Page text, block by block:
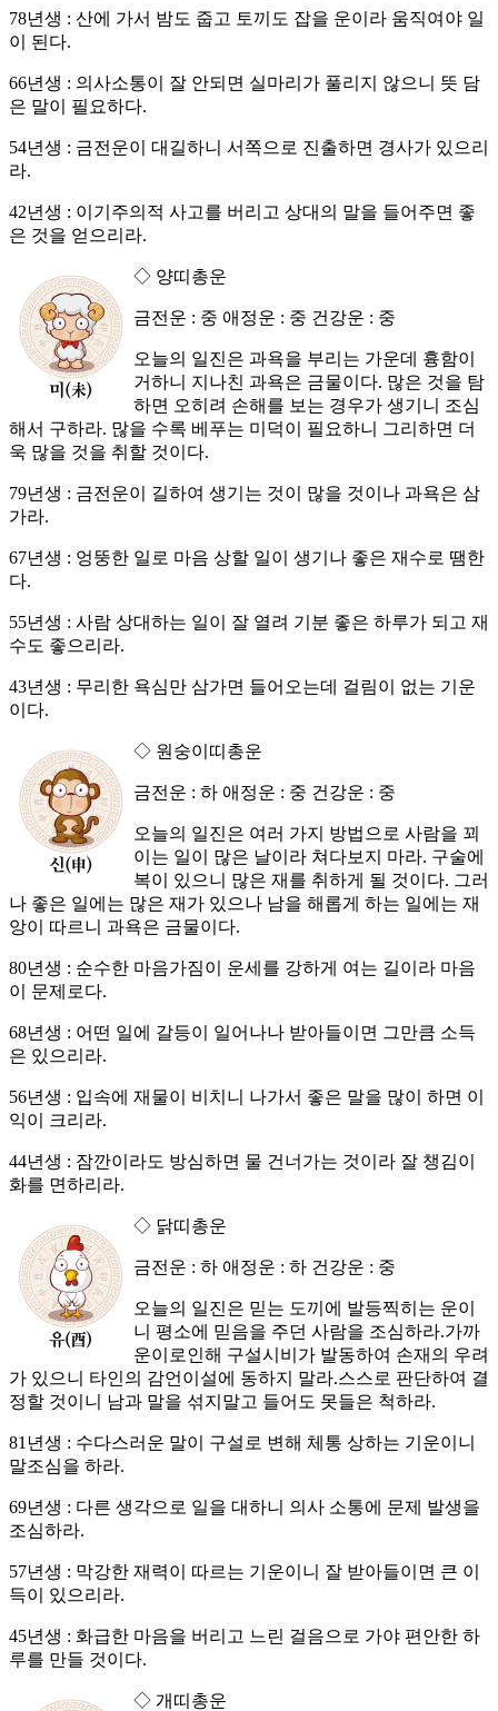
78년생 : 산에 가서 밤도 줍고 토끼도 잡을 운이라 움직여야 일
이 된다.
66년생 : 의사소통이 잘 안되면 실마리가 풀리지 않으니 뜻 담
은 말이 필요하다.
54년생 : 금전운이 대길하니 서쪽으로 진출하면 경사가 있으리
라.
42년생 : 이기주의적 사고를 버리고 상대의 말을 들어주면 좋
은 것을 얻으리라.
◇ 양띠총운
금전운 : 중 애정운 : 중 건강운 : 중
오늘의 일진은 과욕을 부리는 가운데 흉함이
거하니 지나친 과욕은 금물이다. 많은 것을 탐
하면 오히려 손해를 보는 경우가 생기니 조심
해서 구하라. 많을 수록 베푸는 미덕이 필요하니 그리하면 더
욱 많을 것을 취할 것이다.
79년생 : 금전운이 길하여 생기는 것이 많을 것이나 과욕은 삼
가라.
67년생 : 엉뚱한 일로 마음 상할 일이 생기나 좋은 재수로 땜한
다.
55년생 : 사람 상대하는 일이 잘 열려 기분 좋은 하루가 되고 재
수도 좋으리라.
43년생 : 무리한 욕심만 삼가면 들어오는데 걸림이 없는 기운
이다.
◇ 원숭이띠총운
금전운 : 하 애정운 : 중 건강운 : 중
오늘의 일진은 여러 가지 방법으로 사람을 꾀
이는 일이 많은 날이라 쳐다보지 마라. 구술에
복이 있으니 많은 재를 취하게 될 것이다. 그러
나 좋은 일에는 많은 재가 있으나 남을 해롭게 하는 일에는 재
앙이 따르니 과욕은 금물이다.
80년생 : 순수한 마음가짐이 운세를 강하게 여는 길이라 마음
이 문제로다.
68년생 : 어떤 일에 갈등이 일어나나 받아들이면 그만큼 소득
은 있으리라.
56년생 : 입속에 재물이 비치니 나가서 좋은 말을 많이 하면 이
익이 크리라.
44년생 : 잠깐이라도 방심하면 물 건너가는 것이라 잘 챙김이
화를 면하리라.
◇ 닭띠총운
금전운 : 하 애정운 : 하 건강운 : 중
오늘의 일진은 믿는 도끼에 발등찍히는 운이
니 평소에 믿음을 주던 사람을 조심하라.가까
운이로인해 구설시비가 발동하여 손재의 우려
가 있으니 타인의 감언이설에 동하지 말라.스스로 판단하여 결
정할 것이니 남과 말을 섞지말고 들어도 못들은 척하라.
81년생 : 수다스러운 말이 구설로 변해 체통 상하는 기운이니
말조심을 하라.
69년생 : 다른 생각으로 일을 대하니 의사 소통에 문제 발생을
조심하라.
57년생 : 막강한 재력이 따르는 기운이니 잘 받아들이면 큰 이
득이 있으리라.
45년생 : 화급한 마음을 버리고 느린 걸음으로 가야 편안한 하
루를 만들 것이다.
◇ 개띠총운